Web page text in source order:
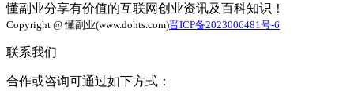
懂副业分享有价值的互联网创业资讯及百科知识！
Copyright @ 懂副业(www.dohts.com)晋ICP备2023006481号-6
联系我们
合作或咨询可通过如下方式：